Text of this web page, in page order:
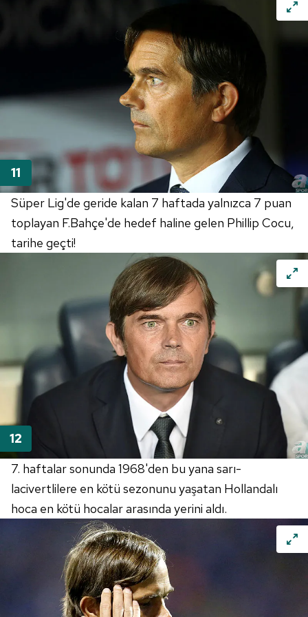
için Ayarlar butonuna tıklayabilir,
Çerez Bilgilendirme
ziyaret edebilirsiniz.
6698 sayılı Kişisel Verilerin Korunması Kanunu uyarınca
hazırlanmış Aydınlatma Metnimizi okumak ve sitemizde
ilgili mevzuata uygun olarak kullanılan çerezlerle ilgili bilgi
almak için lütfen
tıklayınız.
Süper Lig'de geride kalan 7 haftada yalnızca 7 puan
toplayan F.Bahçe'de hedef haline gelen Phillip Cocu,
tarihe geçti!
7. haftalar sonunda 1968'den bu yana sarı-
lacivertlilere en kötü sezonunu yaşatan Hollandalı
hoca en kötü hocalar arasında yerini aldı.